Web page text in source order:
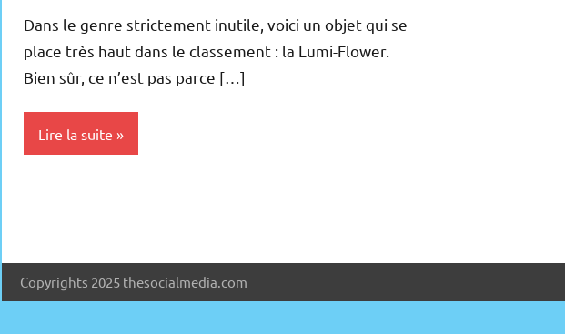
Dans le genre strictement inutile, voici un objet qui se
place très haut dans le classement : la Lumi-Flower.
Bien sûr, ce n’est pas parce […]
Lire la suite
Multimedia
Copyrights 2025 thesocialmedia.com